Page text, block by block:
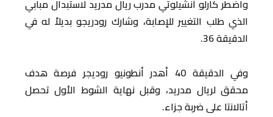
واضطر كارلو أنشيلوتي مدرب ريال مدريد لاستبدال مبابي
الذي طلب التغيير للإصابة، وشارك رودريجو بديلاً له في
الدقيقة 36.
وفي الدقيقة 40 أهدر أنطونيو روديجر فرصة هدف
محقق لريال مدريد، وقبل نهاية الشوط الأول تحصل
أتالانتا على ضربة جزاء.